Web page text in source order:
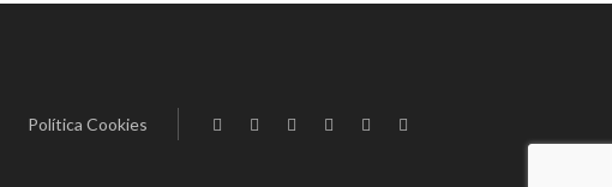
Política Cookies